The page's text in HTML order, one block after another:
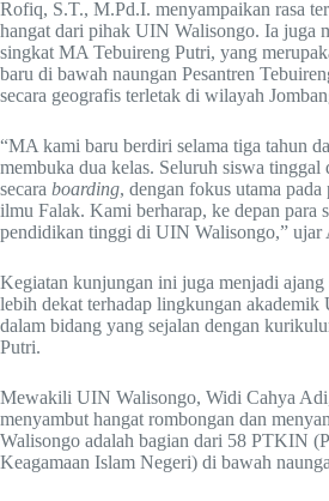
Rofiq, S.T., M.Pd.I. menyampaikan rasa
hangat dari pihak UIN Walisongo. Ia juga
singkat MA Tebuireng Putri, yang
baru di bawah naungan Pesantren
secara geografis terletak di wilayah
“MA kami baru berdiri selama tiga tahun
membuka dua kelas. Seluruh siswa tinggal
secara boarding, dengan fokus utama
ilmu Falak. Kami berharap, ke depan para
pendidikan tinggi di UIN Walisongo,”
Kegiatan kunjungan ini juga menjadi ajang
lebih dekat terhadap lingkungan
dalam bidang yang sejalan dengan
Putri.
Mewakili UIN Walisongo, Widi Cahya
menyambut hangat rombongan dan
Walisongo adalah bagian dari 58 PTKIN
Keagamaan Islam Negeri) di bawah